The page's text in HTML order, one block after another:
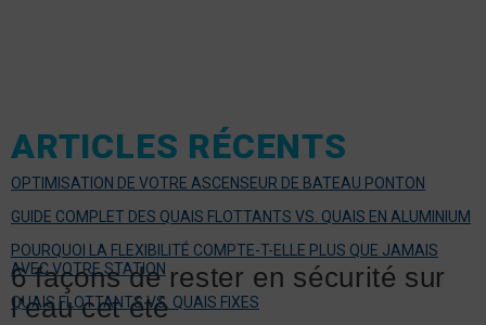
6 façons de rester en sécurité sur
l’eau cet été
ARTICLES RÉCENTS
OPTIMISATION DE VOTRE ASCENSEUR DE BATEAU PONTON
GUIDE COMPLET DES QUAIS FLOTTANTS VS. QUAIS EN ALUMINIUM
POURQUOI LA FLEXIBILITÉ COMPTE-T-ELLE PLUS QUE JAMAIS
AVEC VOTRE STATION
QUAIS FLOTTANTS VS. QUAIS FIXES